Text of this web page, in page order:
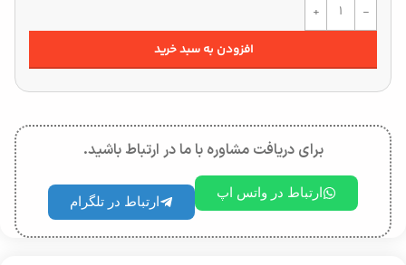
افزودن به سبد خرید
برای دریافت مشاوره با ما در ارتباط باشید.
ارتباط در واتس اپ
ارتباط در تلگرام